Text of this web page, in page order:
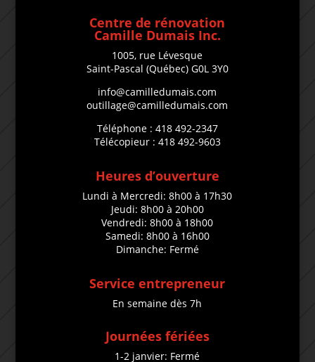
Centre de rénovation
Camille Dumais Inc.
1005, rue Lévesque
Saint-Pascal (Québec) G0L 3Y0
info@camilledumais.com
outillage@camilledumais.com
Téléphone : 418 492-2347
Télécopieur : 418 492-9603
Heures d’ouverture
Lundi à Mercredi: 8h00 à 17h30
Jeudi: 8h00 à 20h00
Vendredi: 8h00 à 18h00
Samedi: 8h00 à 16h00
Dimanche: Fermé
Service entrepreneur
En semaine dès 7h
Journées fériées
1-2 janvier: Fermé